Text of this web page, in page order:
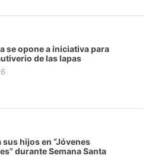
se opone a iniciativa para
de las lapas
hijos en “Jóvenes
durante Semana Santa